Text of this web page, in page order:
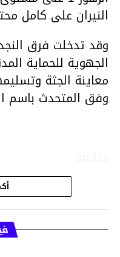
النيران على كامل
وقد تدخلت فرق
الجهوية للحماية
معاينة الجثة
وفق المتحدث باسم
قسم الاخبار